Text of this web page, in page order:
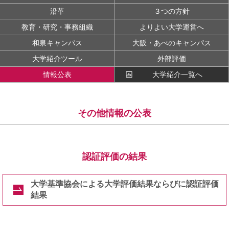
沿革
３つの方針
教育・研究・事務組織
よりよい大学運営へ
和泉キャンパス
大阪・あべのキャンパス
大学紹介ツール
外部評価
情報公表
大学紹介一覧へ
その他情報の公表
認証評価の結果
大学基準協会による大学評価結果ならびに認証評価
結果